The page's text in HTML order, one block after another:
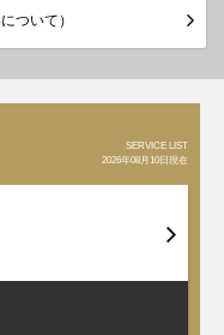
ついて）
SERVICE LIST
2026年08月10日現在